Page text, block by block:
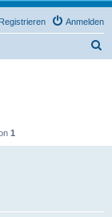
Anmelden
Registrieren
1